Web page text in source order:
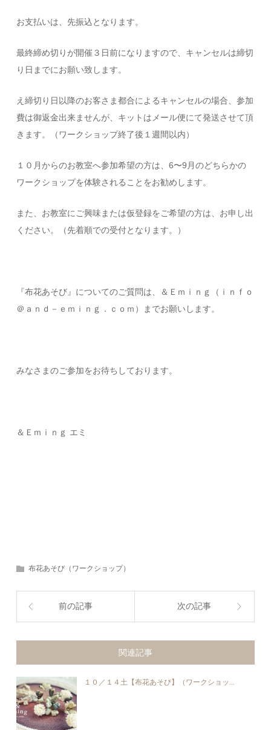
お支払いは、先振込となります。
最終締め切りが開催３日前になりますので、キャンセルは締切
り日までにお願い致します。
え締切り日以降のお客さま都合によるキャンセルの場合、参加
費は御返金出来ませんが、キットはメール便にて発送させて頂
きます。（ワークショップ終了後１週間以内）
１０月からのお教室へ参加希望の方は、6〜9月のどちらかの
ワークショップを体験されることをお勧めします。
また、お教室にご興味または仮登録をご希望の方は、お申し出
ください。（先着順での受付となります。）
『布花あそび』についてのご質問は、＆Ｅｍｉｎｇ（ｉｎｆｏ
＠ａｎｄ－ｅｍｉｎｇ．ｃｏｍ）までお願いします。
みなさまのご参加をお待ちしております。
＆Ｅｍｉｎｇ エミ
布花あそび（ワークショップ）
前の記事 次の記事
関連記事
１０／１４土【布花あそび】（ワークショッ...